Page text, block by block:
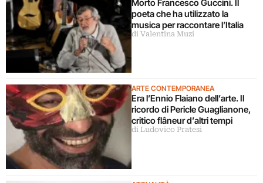
Morto Francesco Guccini. Il
poeta che ha utilizzato la
musica per raccontare l’Italia
di Valentina Muzi
ARTE CONTEMPORANEA
Era l’Ennio Flaiano dell’arte. Il
ricordo di Pericle Guaglianone,
critico flâneur d’altri tempi
di Ludovico Pratesi